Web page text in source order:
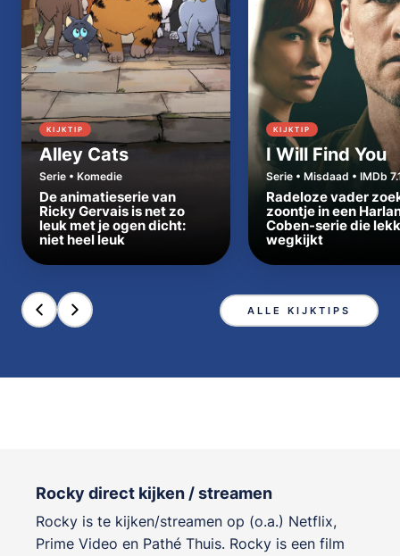
KIJKTIP
Alley Cats
Serie • Komedie
De animatieserie van
Ricky Gervais is net zo
leuk met je ogen dicht:
niet heel leuk
KIJKTIP
I Will Find You
Serie • Misdaad • IMDb
Radeloze vader
zoontje in een
Coben-serie die
wegkijkt
ALLE KIJKTIPS
Rocky direct kijken / streamen
Rocky is te kijken/streamen op (o.a.) Netflix,
Prime Video en Pathé Thuis. Rocky is een film